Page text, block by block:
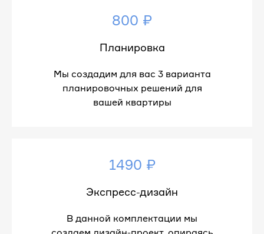
800 ₽
Планировка
Мы создадим для вас 3 варианта
планировочных решений для
вашей квартиры
1490 ₽
Экспресс-дизайн
В данной комплектации мы